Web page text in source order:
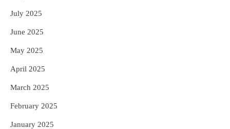
July 2025
June 2025
May 2025
April 2025
March 2025
February 2025
January 2025